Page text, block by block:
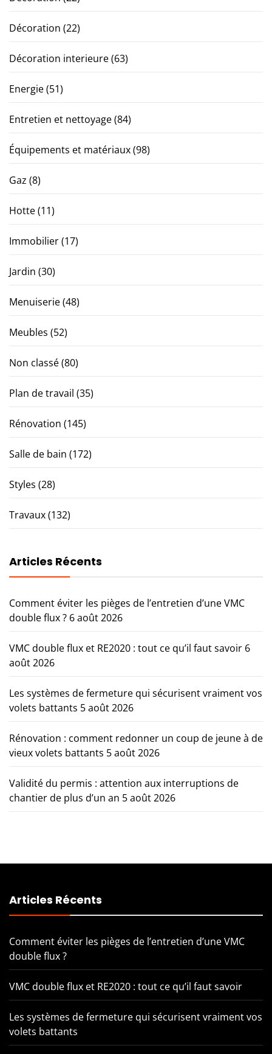
Décoration (22)
Décoration interieure(63)
Energie(51)
Entretien et nettoyage(84)
Équipements et matériaux(98)
Gaz (8)
Hotte(11)
Immobilier(17)
Jardin (30)
Menuiserie(48)
Meubles (52)
Non classé(80)
Plan de travail (35)
Rénovation (145)
Salle de bain (172)
Styles (28)
Travaux(132)
Articles Récents
Comment éviter les pièges de l’entretien d’une VMC
double flux ? 6 août 2026
VMC double flux et RE2020 : tout ce qu’il faut savoir 6
août 2026
Les systèmes de fermeture qui sécurisent vraiment vos
volets battants 5 août 2026
Rénovation : comment redonner un coup de jeune à de
vieux volets battants 5 août 2026
Validité du permis : attention aux interruptions de
chantier de plus d’un an 5 août 2026
Articles Récents
Comment éviter les pièges de l’entretien d’une VMC
double flux ?
VMC double flux et RE2020 : tout ce qu’il faut savoir
Les systèmes de fermeture qui sécurisent vraiment vos
volets battants